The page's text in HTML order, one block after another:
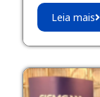
Leia mais